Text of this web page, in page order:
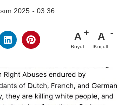
2025 - 03:36
A
Büyüt
A
Küçült